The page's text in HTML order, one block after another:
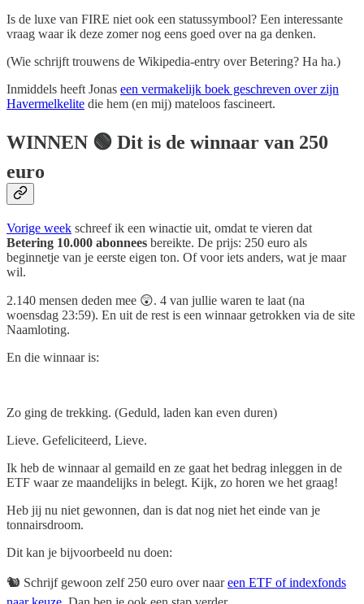
Is de luxe van FIRE niet ook een statussymbool? Een interessante
vraag waar ik deze zomer nog eens goed over na ga denken.
(Wie schrijft trouwens de Wikipedia-entry over Betering? Ha ha.)
Inmiddels heeft Jonas een vermakelijk boek geschreven over zijn
Havermelkelite die hem (en mij) mateloos fascineert.
WINNEN 🟢 Dit is de winnaar van 250
euro
Vorige week schreef ik een winactie uit, omdat te vieren dat
Betering 10.000 abonnees bereikte. De prijs: 250 euro als
beginnetje van je eerste eigen ton. Of voor iets anders, wat je maar
wil.
2.140 mensen deden mee 😲. 4 van jullie waren te laat (na
woensdag 23:59). En uit de rest is een winnaar getrokken via de site
Naamloting.
En die winnaar is:
Zo ging de trekking. (Geduld, laden kan even duren)
Lieve. Gefeliciteerd, Lieve.
Ik heb de winnaar al gemaild en ze gaat het bedrag inleggen in de
ETF waar ze maandelijks in belegt. Kijk, zo horen we het graag!
Heb jij nu niet gewonnen, dan is dat nog niet het einde van je
tonnairsdroom.
Dit kan je bijvoorbeeld nu doen:
🐿️ Schrijf gewoon zelf 250 euro over naareen ETF of indexfonds